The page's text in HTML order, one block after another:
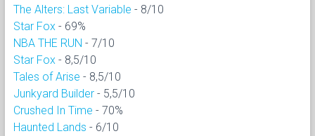
The Alters: Last Variable - 8/10
Star Fox - 69%
NBA THE RUN - 7/10
Star Fox - 8,5/10
Tales of Arise - 8,5/10
Junkyard Builder - 5,5/10
Crushed In Time - 70%
Haunted Lands - 6/10